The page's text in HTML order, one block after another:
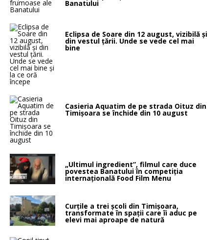
Banatului
Eclipsa de Soare din 12 august, vizibilă și
din vestul țării. Unde se vede cel mai
bine
Casieria Aquatim de pe strada Oituz din
Timișoara se închide din 10 august
„Ultimul ingredient”, filmul care duce
povestea Banatului în competiția
internațională Food Film Menu
Curțile a trei școli din Timișoara,
transformate în spații care îi aduc pe
elevi mai aproape de natură